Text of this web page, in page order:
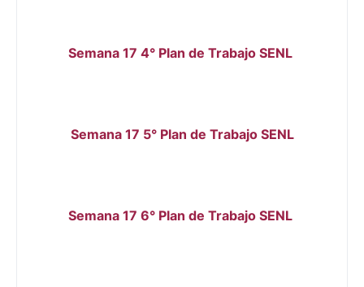
Semana 17 4° Plan de Trabajo SENL
Semana 17 5° Plan de Trabajo SENL
Semana 17 6° Plan de Trabajo SENL